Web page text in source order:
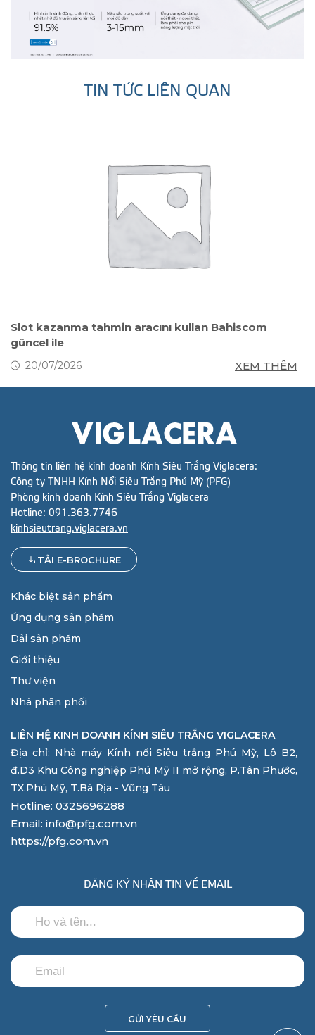
TIN TỨC LIÊN QUAN
Slot kazanma tahmin aracını kullan Bahiscom
güncel ile
20/07/2026 XEM THÊM
Thông tin liên hệ kinh doanh Kính Siêu Trắng Viglacera:
Công ty TNHH Kính Nổi Siêu Trắng Phú Mỹ (PFG)
Phòng kinh doanh Kính Siêu Trắng Viglacera
Hotline: 091.363.7746
kinhsieutrang.viglacera.vn
TẢI E-BROCHURE
Khác biệt sản phẩm
Ứng dụng sản phẩm
Dải sản phẩm
Giới thiệu
Thư viện
Nhà phân phối
LIÊN HỆ KINH DOANH KÍNH SIÊU TRẮNG VIGLACERA
Địa chỉ: Nhà máy Kính nổi Siêu trắng Phú Mỹ, Lô B2,
đ.D3 Khu Công nghiệp Phú Mỹ II mở rộng, P.Tân Phước,
TX.Phú Mỹ, T.Bà Rịa - Vũng Tàu
Hotline: 0325696288
Email: info@pfg.com.vn
https://pfg.com.vn
ĐĂNG KÝ NHẬN TIN VỀ EMAIL
GỬI YÊU CẦU